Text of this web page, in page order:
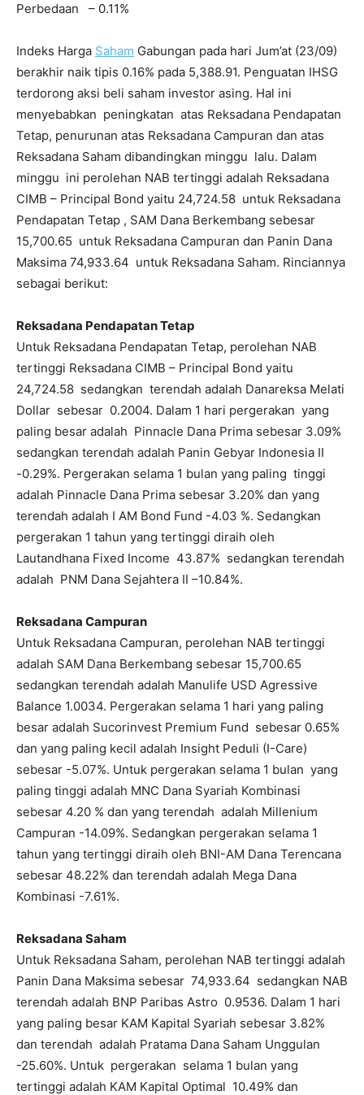
Perbedaan – 0.11%
Indeks Harga Saham Gabungan pada hari Jum’at (23/09)
berakhir naik tipis 0.16% pada 5,388.91. Penguatan IHSG
terdorong aksi beli saham investor asing. Hal ini
menyebabkan peningkatan atas Reksadana Pendapatan
Tetap, penurunan atas Reksadana Campuran dan atas
Reksadana Saham dibandingkan minggu lalu. Dalam
minggu ini perolehan NAB tertinggi adalah Reksadana
CIMB – Principal Bond yaitu 24,724.58 untuk Reksadana
Pendapatan Tetap , SAM Dana Berkembang sebesar
15,700.65 untuk Reksadana Campuran dan Panin Dana
Maksima 74,933.64 untuk Reksadana Saham. Rinciannya
sebagai berikut:
Reksadana Pendapatan Tetap
Untuk Reksadana Pendapatan Tetap, perolehan NAB
tertinggi Reksadana CIMB – Principal Bond yaitu
24,724.58 sedangkan terendah adalah Danareksa Melati
Dollar sebesar 0.2004. Dalam 1 hari pergerakan yang
paling besar adalah Pinnacle Dana Prima sebesar 3.09%
sedangkan terendah adalah Panin Gebyar Indonesia II
-0.29%. Pergerakan selama 1 bulan yang paling tinggi
adalah Pinnacle Dana Prima sebesar 3.20% dan yang
terendah adalah I AM Bond Fund -4.03 %. Sedangkan
pergerakan 1 tahun yang tertinggi diraih oleh
Lautandhana Fixed Income 43.87% sedangkan terendah
adalah PNM Dana Sejahtera II –10.84%.
Reksadana Campuran
Untuk Reksadana Campuran, perolehan NAB tertinggi
adalah SAM Dana Berkembang sebesar 15,700.65
sedangkan terendah adalah Manulife USD Agressive
Balance 1.0034. Pergerakan selama 1 hari yang paling
besar adalah Sucorinvest Premium Fund sebesar 0.65%
dan yang paling kecil adalah Insight Peduli (I-Care)
sebesar -5.07%. Untuk pergerakan selama 1 bulan yang
paling tinggi adalah MNC Dana Syariah Kombinasi
sebesar 4.20 % dan yang terendah adalah Millenium
Campuran -14.09%. Sedangkan pergerakan selama 1
tahun yang tertinggi diraih oleh BNI-AM Dana Terencana
sebesar 48.22% dan terendah adalah Mega Dana
Kombinasi -7.61%.
Reksadana Saham
Untuk Reksadana Saham, perolehan NAB tertinggi adalah
Panin Dana Maksima sebesar 74,933.64 sedangkan NAB
terendah adalah BNP Paribas Astro 0.9536. Dalam 1 hari
yang paling besar KAM Kapital Syariah sebesar 3.82%
dan terendah adalah Pratama Dana Saham Unggulan
-25.60%. Untuk pergerakan selama 1 bulan yang
tertinggi adalah KAM Kapital Optimal 10.49% dan